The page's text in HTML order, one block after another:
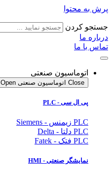
پرش به محتوا
جستجو کردن
درباره ما
تماس با ما
اتوماسیون صنعتی
Close اتوماسیون صنعتی Open اتوماسیون صنعتی
پی ال سی - PLC
PLC زیمنس - Siemens
PLC دلتا - Delta
PLC فتک - Fatek
نمایشگر صنعتی - HMI